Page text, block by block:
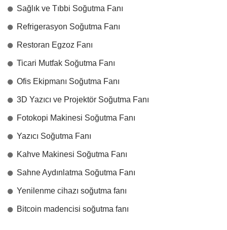
Sağlık ve Tıbbi Soğutma Fanı
Refrigerasyon Soğutma Fanı
Restoran Egzoz Fanı
Ticari Mutfak Soğutma Fanı
Ofis Ekipmanı Soğutma Fanı
3D Yazıcı ve Projektör Soğutma Fanı
Fotokopi Makinesi Soğutma Fanı
Yazıcı Soğutma Fanı
Kahve Makinesi Soğutma Fanı
Sahne Aydınlatma Soğutma Fanı
Yenilenme cihazı soğutma fanı
Bitcoin madencisi soğutma fanı